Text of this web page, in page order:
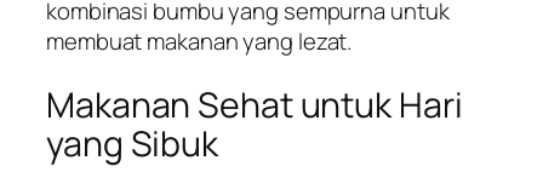
kombinasi bumbu yang sempurna untuk
membuat makanan yang lezat.
Makanan Sehat untuk Hari
yang Sibuk